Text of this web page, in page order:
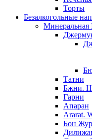
Торты
Безалкогольные
Минеральная
Татни
Бжни.
Гарни
Апаран
Ararat.
Бон Жур